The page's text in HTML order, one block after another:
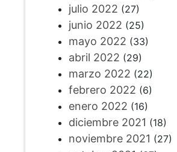
julio 2022 (27)
junio 2022 (25)
mayo 2022 (33)
abril 2022 (29)
marzo 2022 (22)
febrero 2022 (6)
enero 2022 (16)
diciembre 2021 (18)
noviembre 2021 (27)